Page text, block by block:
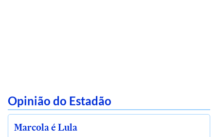
Opinião do Estadão
Marcola é Lula